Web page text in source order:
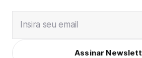
Insira seu email
Assinar